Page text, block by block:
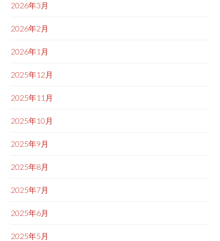
2026年3月
2026年2月
2026年1月
2025年12月
2025年11月
2025年10月
2025年9月
2025年8月
2025年7月
2025年6月
2025年5月